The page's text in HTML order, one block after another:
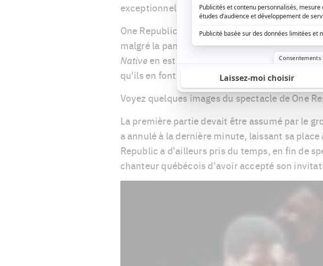
exceptionnels.
One Republic est un groupe dont on entendra
malgré la panoplie de verres d'oreilles qui les
Native en est un remarquable d'un bout à
qu'ils en font sur scène ne font qu'accroître
Voyez quelques images du spectacle de One
La première partie devait être assumé par le
a annulé à la dernière minute, laissant sa place
Republic a d'ailleurs pris du temps, en fin de
chanteur québécois d'avoir accepté son